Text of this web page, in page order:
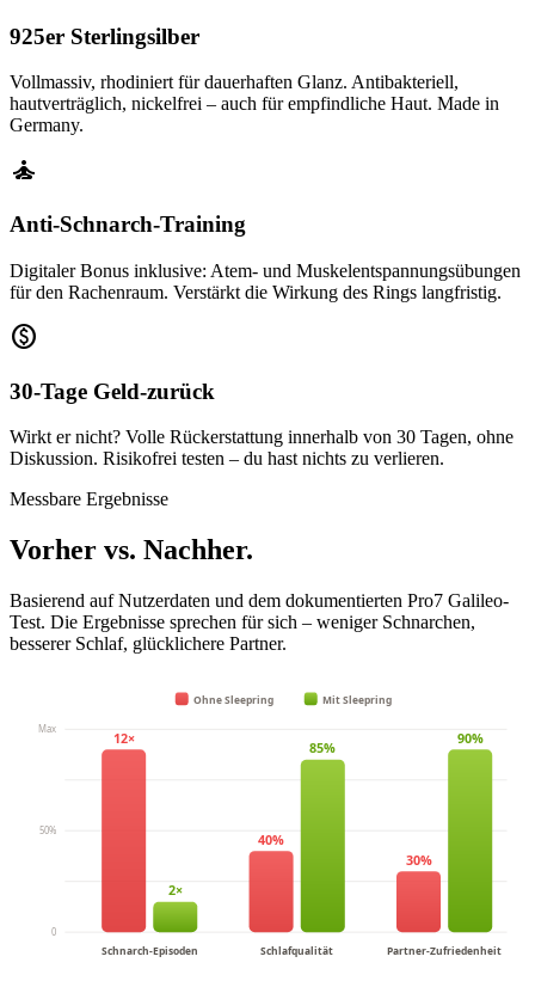
925er Sterlingsilber
Vollmassiv, rhodiniert für dauerhaften Glanz. Antibakteriell,
hautverträglich, nickelfrei – auch für empfindliche Haut. Made in
Germany.
self_improvement
Anti-Schnarch-Training
Digitaler Bonus inklusive: Atem- und Muskelentspannungsübungen
für den Rachenraum. Verstärkt die Wirkung des Rings langfristig.
paid
30-Tage Geld-zurück
Wirkt er nicht? Volle Rückerstattung innerhalb von 30 Tagen, ohne
Diskussion. Risikofrei testen – du hast nichts zu verlieren.
Messbare Ergebnisse
Vorher vs. Nachher.
Basierend auf Nutzerdaten und dem dokumentierten Pro7 Galileo-
Test. Die Ergebnisse sprechen für sich – weniger Schnarchen,
besserer Schlaf, glücklichere Partner.
Max
50%
0
12×
2×
Schnarch-Episoden
40%
85%
Schlafqualität
30%
90%
Partner-Zufriedenheit
Ohne Sleepring Mit Sleepring